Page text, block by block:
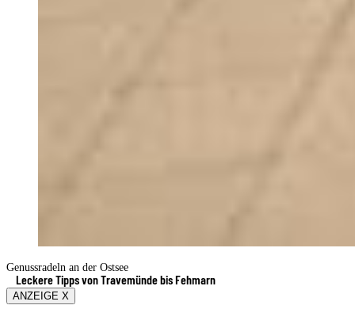
Genussradeln an der Ostsee
Leckere Tipps von Travemünde bis Fehmarn
ANZEIGE X